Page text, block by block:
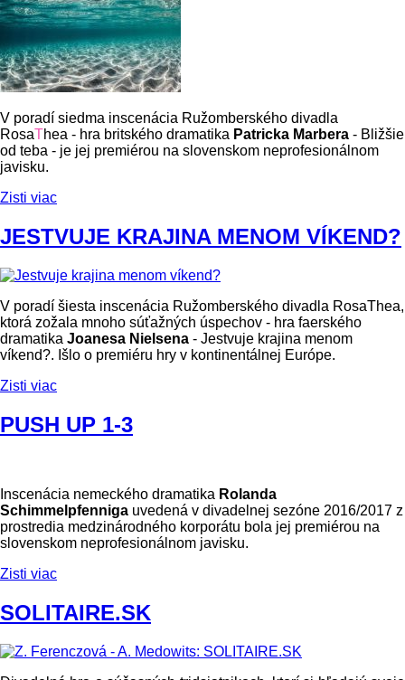
V poradí siedma inscenácia Ružomberského divadla
RosaThea - hra britského dramatika Patricka Marbera - Bližšie
od teba - je jej premiérou na slovenskom neprofesionálnom
javisku.
Zisti viac
JESTVUJE KRAJINA MENOM VÍKEND?
V poradí šiesta inscenácia Ružomberského divadla RosaThea,
ktorá zožala mnoho súťažných úspechov - hra faerského
dramatika Joanesa Nielsena - Jestvuje krajina menom
víkend?. Išlo o premiéru hry v kontinentálnej Európe.
Zisti viac
PUSH UP 1-3
Inscenácia nemeckého dramatika Rolanda
Schimmelpfenniga uvedená v divadelnej sezóne 2016/2017 z
prostredia medzinárodného korporátu bola jej premiérou na
slovenskom neprofesionálnom javisku.
Zisti viac
SOLITAIRE.SK